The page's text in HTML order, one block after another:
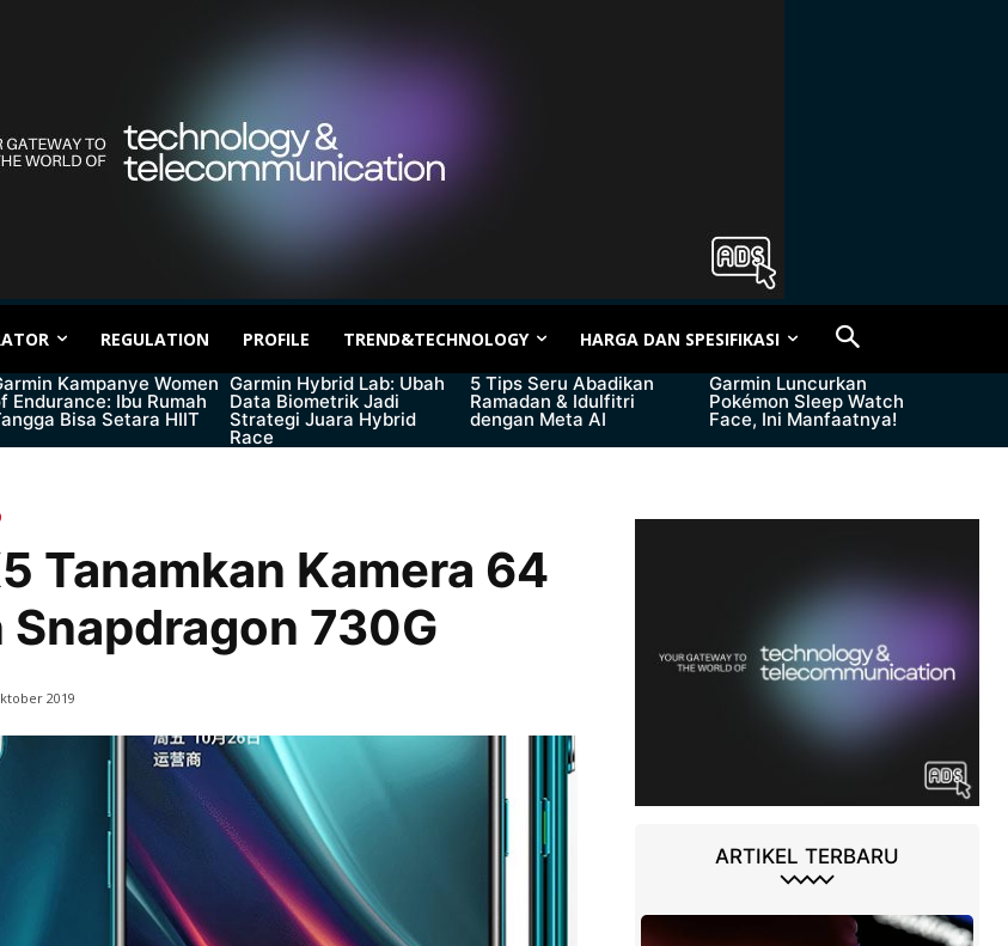
REGULATION PROFILE TREND&TECHNOLOGY HARGA DAN SPESIFIKASI
Kampanye Women
Endurance: Ibu Rumah
Bisa Setara HIIT
Garmin Hybrid Lab: Ubah
Data Biometrik Jadi
Strategi Juara Hybrid
Race
5 Tips Seru Abadikan
Ramadan & Idulfitri
dengan Meta AI
Garmin Luncurkan
Pokémon Sleep Watch
Face, Ini Manfaatnya!
Tanamkan Kamera 64
Snapdragon 730G
2019
ARTIKEL TERBARU